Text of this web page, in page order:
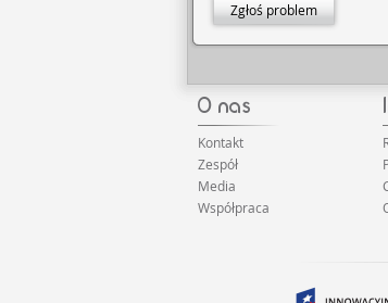
Zgłoś problem
Kontakt
Zespół
Media
Współpraca